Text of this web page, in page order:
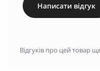
Написати відгук
Відгуків про цей товар